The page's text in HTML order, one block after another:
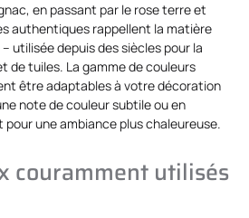
en passant par le rose terre et
authentiques rappellent la matière
utilisée depuis des siècles pour la
de tuiles. La gamme de couleurs
être adaptables à votre décoration
note de couleur subtile ou en
une ambiance plus chaleureuse.
couramment utilisés